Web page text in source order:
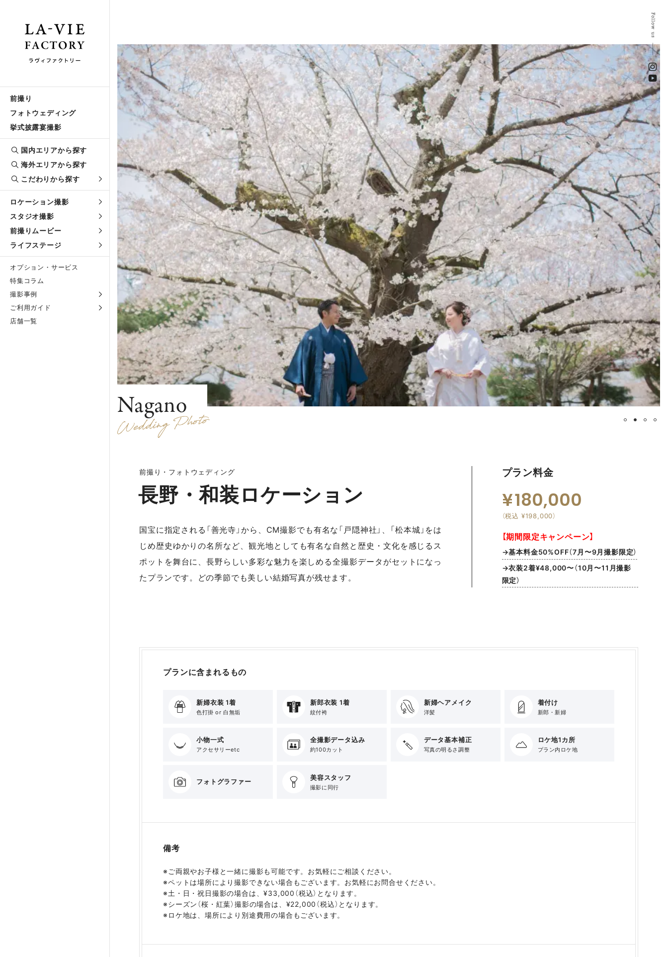
前撮り
フォトウェディング
挙式披露宴撮影
国内エリアから探す
海外エリアから探す
こだわりから探す
ロケーション撮影
スタジオ撮影
前撮りムービー
ライフステージ
オプション・サービス
特集コラム
撮影事例
ご利用ガイド
店舗一覧
Nagano
Follow us
前撮り・フォトウェディング
長野・和装ロケーション
国宝に指定される「善光寺」から、CM撮影でも有名な「戸隠神社」、「松本城」をは
じめ歴史ゆかりの名所など、観光地としても有名な自然と歴史・文化を感じるス
ポットを舞台に、長野らしい多彩な魅力を楽しめる全撮影データがセットになっ
たプランです。どの季節でも美しい結婚写真が残せます。
プラン料金
180,000
（税込 ¥198,000）
【期間限定キャンペーン】
→基本料金50%OFF（7月〜9月撮影限定）
→衣装2着¥48,000〜（10月〜11月撮影
限定）
プランに含まれるもの
新婦衣装 1着
色打掛 or 白無垢
新郎衣装 1着
紋付袴
新婦ヘアメイク
洋髪
着付け
新郎・新婦
小物一式
アクセサリーetc
全撮影データ込み
約100カット
データ基本補正
写真の明るさ調整
ロケ地1カ所
プラン内ロケ地
フォトグラファー 美容スタッフ
撮影に同行
備考
※ご両親やお子様と一緒に撮影も可能です。お気軽にご相談ください。
※ペットは場所により撮影できない場合もございます。お気軽にお問合せください。
※土・日・祝日撮影の場合は、¥33,000（税込）となります。
※シーズン（桜・紅葉）撮影の場合は、¥22,000（税込）となります。
※ロケ地は、場所により別途費用の場合もございます。